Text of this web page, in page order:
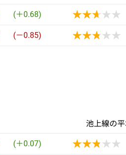
(＋0.68) ★★★★★
★★★★★
(－0.85) ★★★★★
★★★★★
池上線の
(＋0.07) ★★★★★
★★★★★